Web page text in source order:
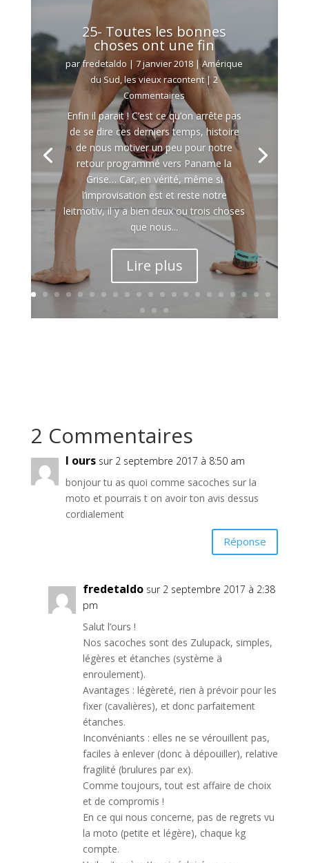
25- Toutes les bonnes
choses ont une fin
parfredetaldo |7 janvier 2018 |Amérique
du Sud,les vieux racontent| 2
Commentaires
Enfin il parait ! C’est ce qu’on arrête pas
de se dire ces derniers temps, histoire
de nous motiver un peu pour notre
retour programmé vers Paname la
Grise… Car, en vérité, même si
l’improvisation est et reste notre
leitmotiv, il y a bien deux ou trois choses
que nous...
Lire plus
2 Commentaires
l ours sur 2 septembre 2017 à 8:50 am
bonjour tu as quoi comme sacoches sur la
moto et pourrais t on avoir ton avis dessus
cordialement
Réponse
fredetaldo sur 2 septembre 2017 à 2:38
pm
Salut l’ours !
Nos sacoches sont des Zulupack, simples,
légères et étanches (système ä
enroulement).
Avantages : légèreté, rien à prévoir pour les
fixer (cavalières), et donc parfaitement
étanches.
Inconvéniants : elles ne se vérouillent pas,
faciles à enlever (donc à dépouiller), relative
fragilité (brulures par ex).
Comme toujours, tout est affaire de choix
et de compromis !
En ce qui nous concerne, pas de regrets vu
la moto (petite et légère), chaque kg
compte.